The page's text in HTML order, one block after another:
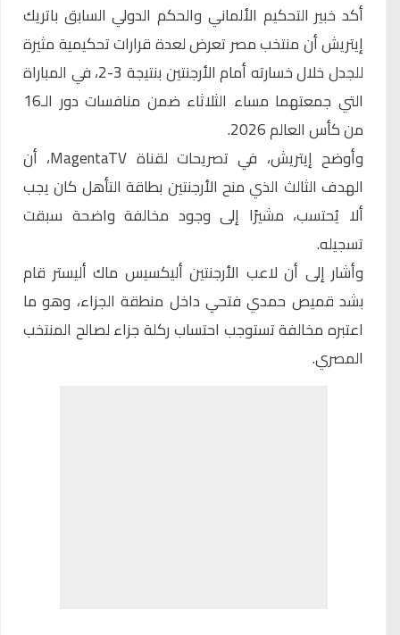
أكد خبير التحكيم الألماني والحكم الدولي السابق باتريك
إيتريش أن منتخب مصر تعرض لعدة قرارات تحكيمية مثيرة
للجدل خلال خسارته أمام الأرجنتين بنتيجة 3-2، في المباراة
التي جمعتهما مساء الثلاثاء ضمن منافسات دور الـ16
منكأس العالم 2026
.
وأوضح إيتريش، في تصريحات لقناة MagentaTV، أن
الهدف الثالث الذي منح الأرجنتين بطاقة التأهل كان يجب
ألا يُحتسب، مشيرًا إلى وجود مخالفة واضحة سبقت
تسجيله.
وأشار إلى أن لاعب الأرجنتين أليكسيس ماك أليستر قام
بشد قميص حمدي فتحي داخل منطقة الجزاء، وهو ما
اعتبره مخالفة تستوجب احتساب ركلة جزاء لصالح المنتخب
المصري.